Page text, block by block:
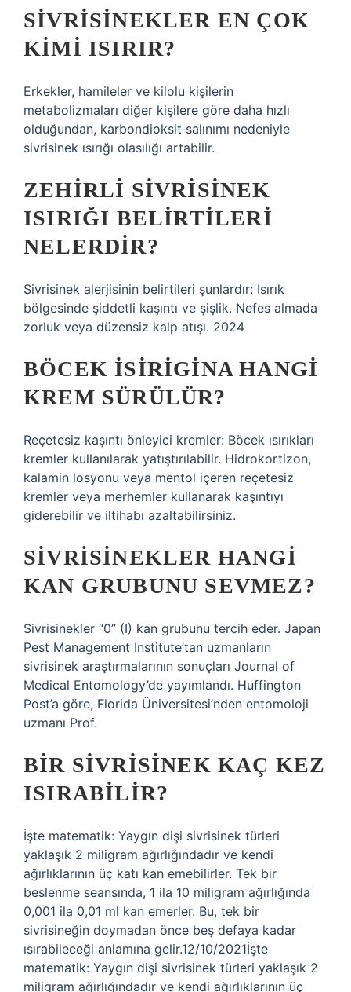
SIVRISINEKLER EN ÇOK
KIMI ISIRIR?
Erkekler, hamileler ve kilolu kişilerin
metabolizmaları diğer kişilere göre daha hızlı
olduğundan, karbondioksit salınımı nedeniyle
sivrisinek ısırığı olasılığı artabilir.
ZEHIRLI SIVRISINEK
ISIRIĞI BELIRTILERI
NELERDIR?
Sivrisinek alerjisinin belirtileri şunlardır: Isırık
bölgesinde şiddetli kaşıntı ve şişlik. Nefes almada
zorluk veya düzensiz kalp atışı. 2024
BÖCEK ISIRIGINA HANGI
KREM SÜRÜLÜR?
Reçetesiz kaşıntı önleyici kremler: Böcek ısırıkları
kremler kullanılarak yatıştırılabilir. Hidrokortizon,
kalamin losyonu veya mentol içeren reçetesiz
kremler veya merhemler kullanarak kaşıntıyı
giderebilir ve iltihabı azaltabilirsiniz.
SIVRISINEKLER HANGI
KAN GRUBUNU SEVMEZ?
Sivrisinekler “0” (I) kan grubunu tercih eder. Japan
Pest Management Institute’tan uzmanların
sivrisinek araştırmalarının sonuçları Journal of
Medical Entomology’de yayımlandı. Huffington
Post’a göre, Florida Üniversitesi’nden entomoloji
uzmanı Prof.
BIR SIVRISINEK KAÇ KEZ
ISIRABILIR?
İşte matematik: Yaygın dişi sivrisinek türleri
yaklaşık 2 miligram ağırlığındadır ve kendi
ağırlıklarının üç katı kan emebilirler. Tek bir
beslenme seansında, 1 ila 10 miligram ağırlığında
0,001 ila 0,01 ml kan emerler. Bu, tek bir
sivrisineğin doymadan önce beş defaya kadar
ısırabileceği anlamına gelir.12/10/2021İşte
matematik: Yaygın dişi sivrisinek türleri yaklaşık 2
miligram ağırlığındadır ve kendi ağırlıklarının üç